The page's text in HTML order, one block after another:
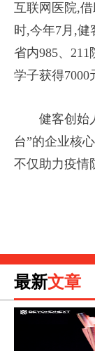
互联网医院,
时,今年7月,健
省内985、
学子获得7000
健客创始
台”的企业核
不仅助力疫情
最新文章